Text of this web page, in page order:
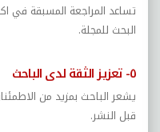
تساعد المراجعة المسبقة في
البحث للمجلة.
٥- تعزيز الثقة لدى الباحث
يشعر الباحث بمزيد من
قبل النشر.